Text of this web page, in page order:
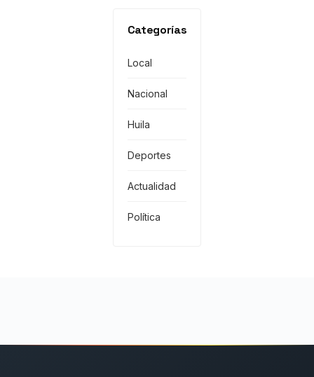
Categorías
Local
Nacional
Huila
Deportes
Actualidad
Política